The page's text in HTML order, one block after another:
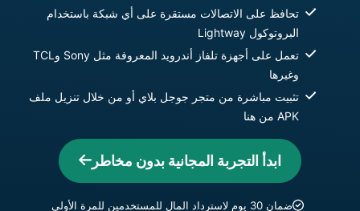
تحافظ على الاتصالات مستقرة على أي شبكة باستخدام
البروتوكول Lightway
تعمل على أجهزة تلفاز أندرويد المعروفة مثل Sony وTCL
وغيرها
تثبيت مباشرة من متجر جوجل بلاي أو من خلال تنزيل ملف
APK من هنا
ابدأ التجربة المجانية بدون مخاطر
ضمان 30 يوم لاسترداد المال للمستخدمين للمرة الأولى